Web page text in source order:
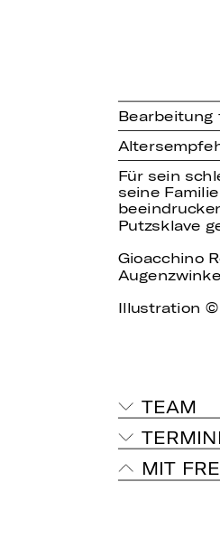
Bearbeitung
Für sein
seine
Putzsklave
Gioacchino
Illustration
TEAM
MIT